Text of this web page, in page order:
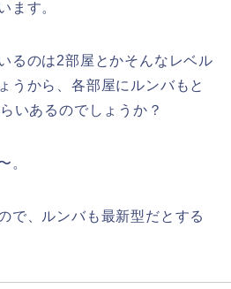
ます。
るのは2部屋とかそんなレベル
うから、各部屋にルンバもと
いあるのでしょうか？
。
で、ルンバも最新型だとする